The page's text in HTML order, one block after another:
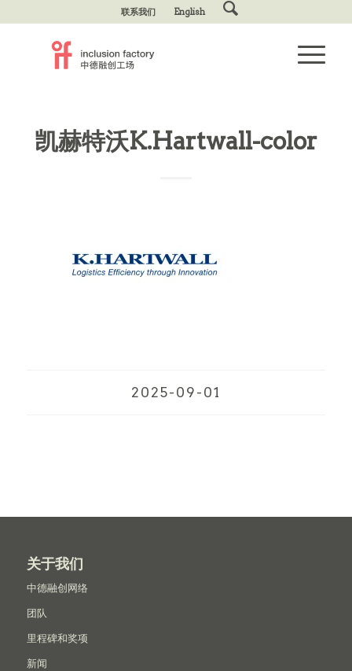
联系我们 English
凯赫特沃K.Hartwall-color
2025-09-01
关于我们
中德融创网络
团队
里程碑和奖项
新闻